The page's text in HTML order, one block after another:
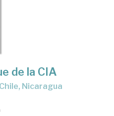
de la CIA
Nicaragua